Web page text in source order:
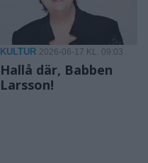
KULTUR 2026-06-17 KL. 09:03
Hallå där, Babben
Larsson!